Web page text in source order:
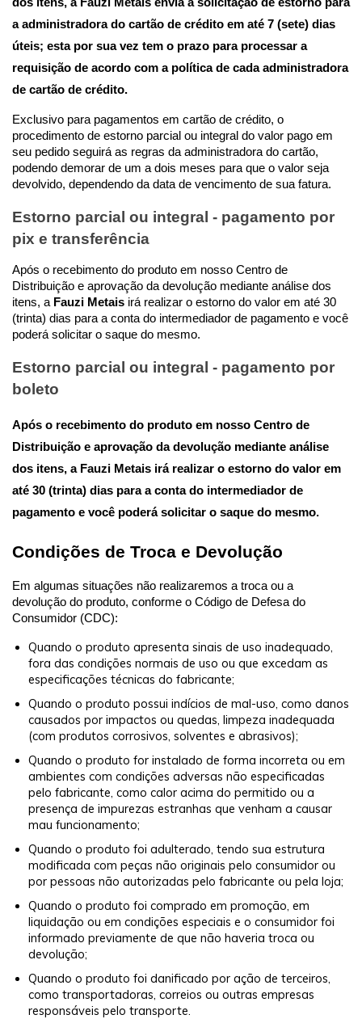
a administradora do cartão de crédito em até 7 (sete) dias
úteis; esta por sua vez tem o prazo para processar a
requisição de acordo com a política de cada administradora
de cartão de crédito.
Exclusivo para pagamentos em cartão de crédito, o
procedimento de estorno parcial ou integral do valor pago em
seu pedido seguirá as regras da administradora do cartão,
podendo demorar de um a dois meses para que o valor seja
devolvido, dependendo da data de vencimento de sua fatura.
Estorno parcial ou integral - pagamento por
pix e transferência
Após o recebimento do produto em nosso Centro de
Distribuição e aprovação da devolução mediante análise dos
itens, a Fauzi Metais irá realizar o estorno do valor em até 30
(trinta) dias para a conta do intermediador de pagamento e você
poderá solicitar o saque do mesmo.
Estorno parcial ou integral - pagamento por
boleto
Após o recebimento do produto em nosso Centro de
Distribuição e aprovação da devolução mediante análise
dos itens, a Fauzi Metais irá realizar o estorno do valor em
até 30 (trinta) dias para a conta do intermediador de
pagamento e você poderá solicitar o saque do mesmo.
Condições de Troca e Devolução
Em algumas situações não realizaremos a troca ou a
devolução do produto, conforme o Código de Defesa do
Consumidor (CDC):
Quando o produto apresenta sinais de uso inadequado,
fora das condições normais de uso ou que excedam as
especificações técnicas do fabricante;
Quando o produto possui indícios de mal-uso, como danos
causados por impactos ou quedas, limpeza inadequada
(com produtos corrosivos, solventes e abrasivos);
Quando o produto for instalado de forma incorreta ou em
ambientes com condições adversas não especificadas
pelo fabricante, como calor acima do permitido ou a
presença de impurezas estranhas que venham a causar
mau funcionamento;
Quando o produto foi adulterado, tendo sua estrutura
modificada com peças não originais pelo consumidor ou
por pessoas não autorizadas pelo fabricante ou pela loja;
Quando o produto foi comprado em promoção, em
liquidação ou em condições especiais e o consumidor foi
informado previamente de que não haveria troca ou
devolução;
Quando o produto foi danificado por ação de terceiros,
como transportadoras, correios ou outras empresas
responsáveis pelo transporte.